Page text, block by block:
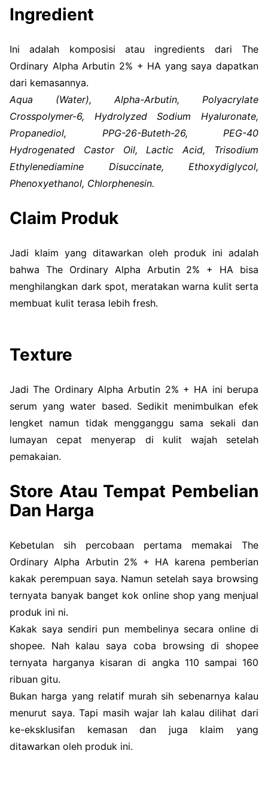
Ingredient
Ini adalah komposisi atau ingredients dari The
Ordinary Alpha Arbutin 2% + HA yang saya dapatkan
dari kemasannya.
Aqua
(Water), Alpha-Arbutin, Polyacrylate
Crosspolymer-6, Hydrolyzed Sodium Hyaluronate,
Propanediol, PPG-26-Buteth-26, PEG-40
Hydrogenated Castor Oil, Lactic Acid, Trisodium
Ethylenediamine Disuccinate, Ethoxydiglycol,
Phenoxyethanol, Chlorphenesin.
Claim Produk
Jadi klaim yang ditawarkan oleh produk ini adalah
bahwa The Ordinary Alpha Arbutin 2% + HA bisa
menghilangkan dark spot, meratakan warna kulit serta
membuat kulit terasa lebih fresh.
Texture
Jadi The Ordinary Alpha Arbutin 2% + HA ini berupa
serum yang water based. Sedikit menimbulkan efek
lengket namun tidak mengganggu sama sekali dan
lumayan cepat menyerap di kulit wajah setelah
pemakaian.
Store Atau Tempat Pembelian
Dan Harga
Kebetulan sih percobaan pertama memakai The
Ordinary Alpha Arbutin 2% + HA karena pemberian
kakak perempuan saya. Namun setelah saya browsing
ternyata banyak banget kok online shop yang menjual
produk ini ni.
Kakak saya sendiri pun membelinya secara online di
shopee. Nah kalau saya coba browsing di shopee
ternyata harganya kisaran di angka 110 sampai 160
ribuan gitu.
Bukan harga yang relatif murah sih sebenarnya kalau
menurut saya. Tapi masih wajar lah kalau dilihat dari
ke-eksklusifan kemasan dan juga klaim yang
ditawarkan oleh produk ini.